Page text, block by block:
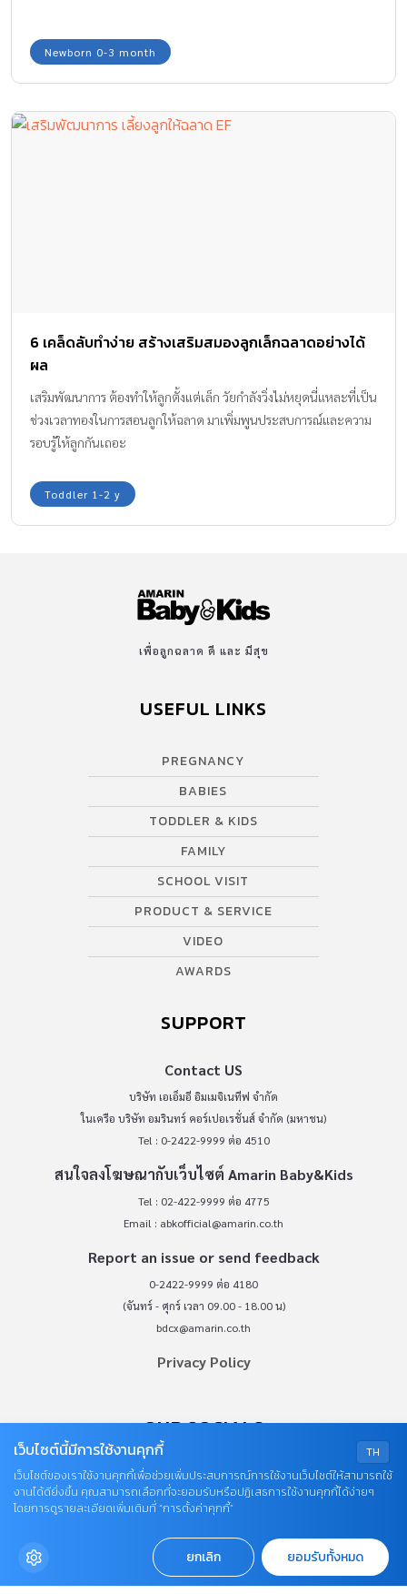
Newborn 0-3 month
6 เคล็ดลับทำง่าย สร้างเสริมสมองลูกเล็กฉลาดอย่างได้
ผล
เสริมพัฒนาการ ต้องทำให้ลูกตั้งแต่เล็ก วัยกำลังวิ่งไม่หยุดนี่แหละที่เป็น
ช่วงเวลาทองในการสอนลูกให้ฉลาด มาเพิ่มพูนประสบการณ์และความ
รอบรู้ให้ลูกกันเถอะ
Toddler 1-2 y
เพื่อลูกฉลาด ดี และ มีสุข
USEFUL LINKS
PREGNANCY
BABIES
TODDLER & KIDS
FAMILY
SCHOOL VISIT
PRODUCT & SERVICE
VIDEO
AWARDS
SUPPORT
Contact US
บริษัท เอเอ็มอี อิมเมจิเนทีฟ จำกัด
ในเครือ บริษัท อมรินทร์ คอร์เปอเรชั่นส์ จำกัด (มหาชน)
Tel : 0-2422-9999 ต่อ 4510
สนใจลงโฆษณากับเว็บไซต์ Amarin Baby&Kids
Tel : 02-422-9999 ต่อ 4775
Email : abkofficial@amarin.co.th
Report an issue or send feedback
0-2422-9999 ต่อ 4180
(จันทร์ - ศุกร์ เวลา 09.00 - 18.00 น)
bdcx@amarin.co.th
Privacy Policy
OUR SOCIALS
© COPYRIGHT 2026
AME IMAGINATIVE COMPANY LIMITED.
TH
เว็บไซต์นี้มีการใช้งานคุกกี้
เว็บไซต์ของเราใช้งานคุกกี้เพื่อช่วยเพิ่มประสบการณ์การใช้งานเว็บไซต์ให้สามารถใช้
งานได้ดียิ่งขึ้น คุณสามารถเลือกที่จะยอมรับหรือปฏิเสธการใช้งานคุกกี้ได้ง่ายๆ
โดยการดูรายละเอียดเพิ่มเติมที่ “การตั้งค่าคุกกี้”
ยกเลิก ยอมรับทั้งหมด